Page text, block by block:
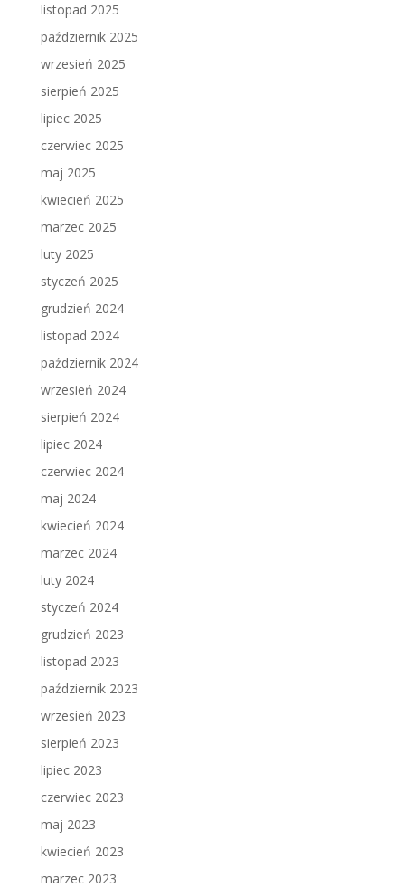
listopad 2025
październik 2025
wrzesień 2025
sierpień 2025
lipiec 2025
czerwiec 2025
maj 2025
kwiecień 2025
marzec 2025
luty 2025
styczeń 2025
grudzień 2024
listopad 2024
październik 2024
wrzesień 2024
sierpień 2024
lipiec 2024
czerwiec 2024
maj 2024
kwiecień 2024
marzec 2024
luty 2024
styczeń 2024
grudzień 2023
listopad 2023
październik 2023
wrzesień 2023
sierpień 2023
lipiec 2023
czerwiec 2023
maj 2023
kwiecień 2023
marzec 2023